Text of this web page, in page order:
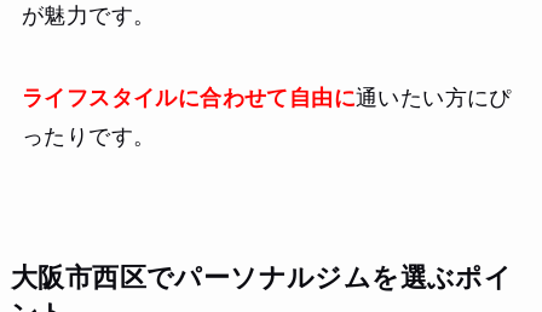
が魅力です。
ライフスタイルに合わせて自由に通いたい方にぴ
ったりです。
大阪市西区でパーソナルジムを選ぶポイ